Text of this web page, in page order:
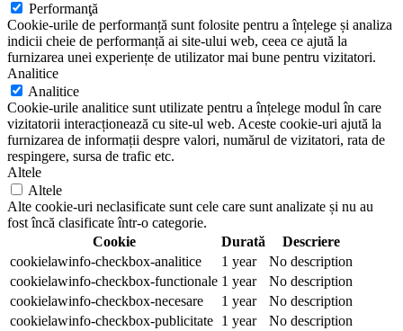
Performanţă
Cookie-urile de performanță sunt folosite pentru a înțelege și analiza
indicii cheie de performanță ai site-ului web, ceea ce ajută la
furnizarea unei experiențe de utilizator mai bune pentru vizitatori.
Analitice
Analitice
Cookie-urile analitice sunt utilizate pentru a înțelege modul în care
vizitatorii interacționează cu site-ul web. Aceste cookie-uri ajută la
furnizarea de informații despre valori, numărul de vizitatori, rata de
respingere, sursa de trafic etc.
Altele
Altele
Alte cookie-uri neclasificate sunt cele care sunt analizate și nu au
fost încă clasificate într-o categorie.
Cookie
Durată
Descriere
cookielawinfo-checkbox-analitice
1 year
No description
cookielawinfo-checkbox-functionale 1 year
No description
cookielawinfo-checkbox-necesare
1 year
No description
cookielawinfo-checkbox-publicitate 1 year
No description